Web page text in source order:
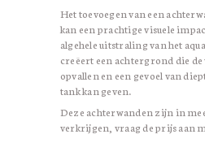
Het toevoegen van een
kan een prachtige visuele
algehele uitstraling van het
creëert een achtergrond die de
opvallen en een gevoel van
tank kan geven.
Deze achterwanden zijn in
verkrijgen, vraag de prijs aan